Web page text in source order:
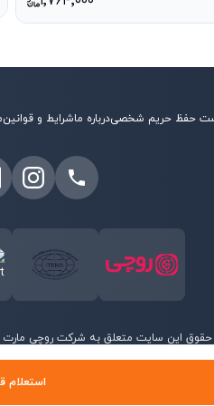
استعلام
حفظ حریم شخصیدرباره ماشرایط و قوانین
این سایت متعلق به شرکت روچی مارت
©
2026روچی مارت -